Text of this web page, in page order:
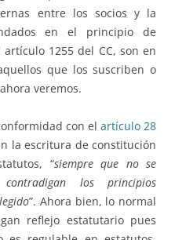
entre los socios y la
en el principio de
1255 del CC, son en
que los suscriben o
veremos.
con el artículo 28
la escritura de constitución
“siempre que no se
los principios
”. Ahora bien, lo normal
reflejo estatutario pues